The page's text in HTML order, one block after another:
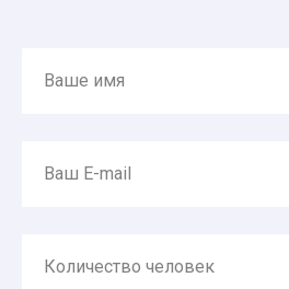
Ваше имя
Ваш E-mail
Количество человек